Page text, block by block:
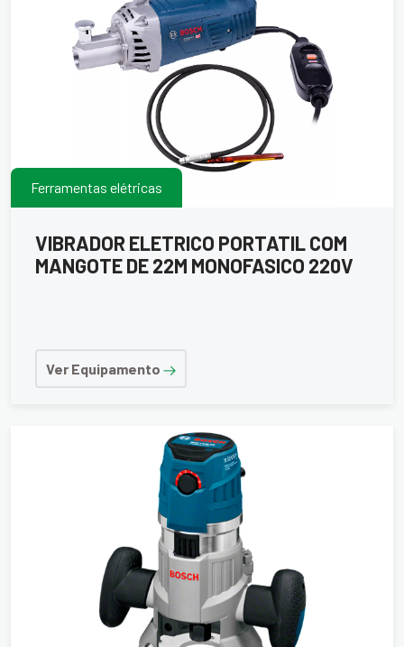
Ferramentas elétricas
VIBRADOR ELETRICO PORTATIL COM
MANGOTE DE 22M MONOFASICO 220V
Ver Equipamento